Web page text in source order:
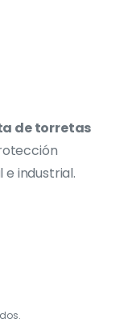
de torretas
e industrial.